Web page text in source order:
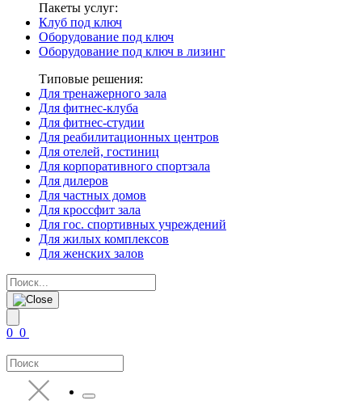
Пакеты услуг:
Клуб под ключ
Оборудование под ключ
Оборудование под ключ в лизинг
Типовые решения:
Для тренажерного зала
Для фитнес-клуба
Для фитнес-студии
Для реабилитационных центров
Для отелей, гостиниц
Для корпоративного спортзала
Для дилеров
Для частных домов
Для кроссфит зала
Для гос. спортивных учреждений
Для жилых комплексов
Для женских залов
0 0